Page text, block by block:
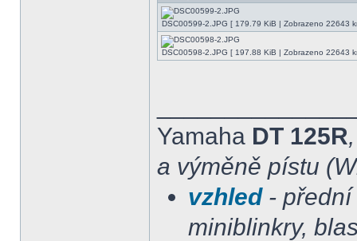
DSC00599-2.JPG [ 179.79 KiB | Zobrazeno 22643
DSC00598-2.JPG [ 197.88 KiB | Zobrazeno 22643
Yamaha DT 125R
a výměně pístu
vzhled- přední
miniblinkry,